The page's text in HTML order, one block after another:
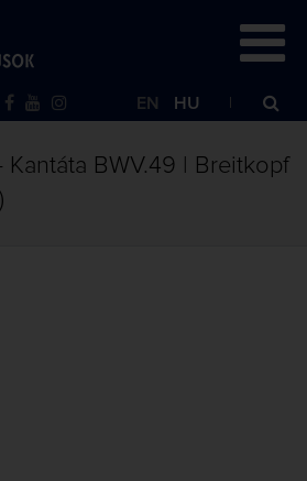
EN HU
Kantáta BWV.49 | Breitkopf